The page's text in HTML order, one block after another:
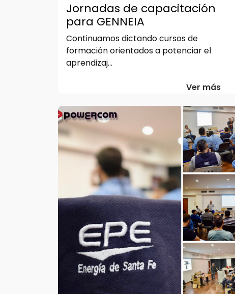
Jornadas de capacitación
para GENNEIA
Continuamos dictando cursos de
formación orientados a potenciar el
aprendizaj...
Ver más